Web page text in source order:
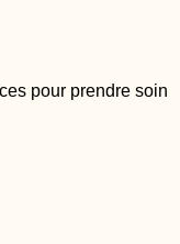
pour prendre soin